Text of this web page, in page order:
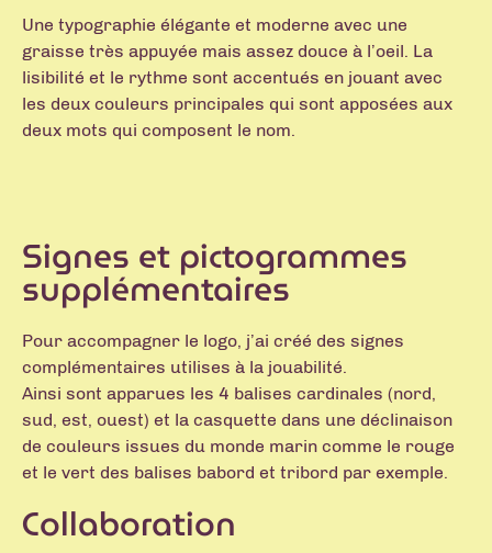
Une typographie élégante et moderne avec une
graisse très appuyée mais assez douce à l’oeil. La
lisibilité et le rythme sont accentués en jouant avec
les deux couleurs principales qui sont apposées aux
deux mots qui composent le nom.
Signes et pictogrammes
supplémentaires
Pour accompagner le logo, j’ai créé des signes
complémentaires utilises à la jouabilité.
Ainsi sont apparues les 4 balises cardinales (nord,
sud, est, ouest) et la casquette dans une déclinaison
de couleurs issues du monde marin comme le rouge
et le vert des balises babord et tribord par exemple.
Collaboration